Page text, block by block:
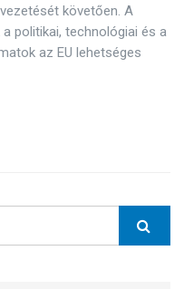
követően. A
politikai, technológiai és a
az EU lehetséges